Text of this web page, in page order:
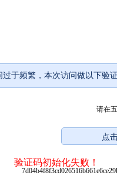
过于频繁，本次访问做以下验证
请在
验证码初始化失败！